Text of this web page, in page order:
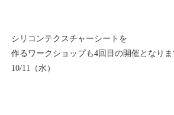
シリコンテクスチャーシートを
作るワークショップも4回目の開催となりま
10/11（水）